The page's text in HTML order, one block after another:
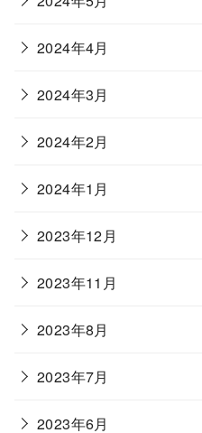
2024年4月
2024年3月
2024年2月
2024年1月
2023年12月
2023年11月
2023年8月
2023年7月
2023年6月